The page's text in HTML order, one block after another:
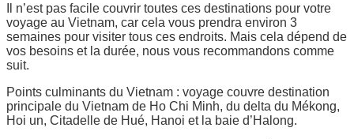
Il n’est pas facile couvrir toutes ces destinations pour votre
voyage au Vietnam, car cela vous prendra environ 3
semaines pour visiter tous ces endroits. Mais cela dépend de
vos besoins et la durée, nous vous recommandons comme
suit.
Points culminants du Vietnam : voyage couvre destination
principale du Vietnam de Ho Chi Minh, du delta du Mékong,
Hoi un, Citadelle de Hué, Hanoi et la baie d’Halong.